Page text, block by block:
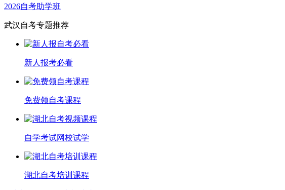
2026自考助学班
武汉自考专题推荐
新人报考必看
免费领自考课程
自学考试网校试学
湖北自考培训课程